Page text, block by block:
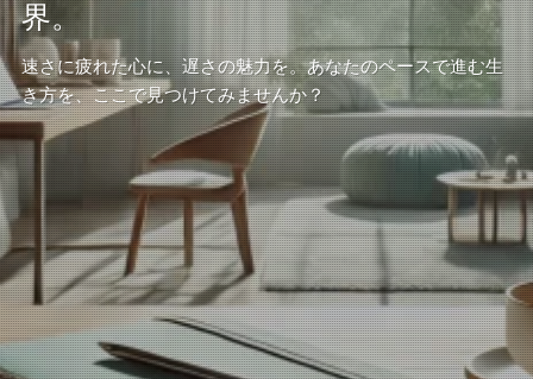
界。
速さに疲れた心に、遅さの魅力を。あなたのペースで進む生
き方を、ここで見つけてみませんか？